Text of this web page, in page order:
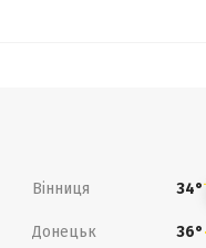
Вінниця 34°
Донецьк 36°